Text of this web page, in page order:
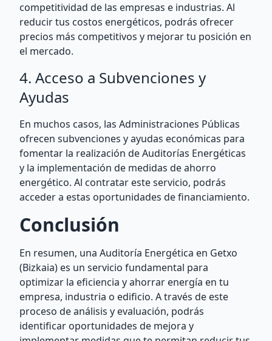
competitividad de las empresas e industrias. Al
reducir tus costos energéticos, podrás ofrecer
precios más competitivos y mejorar tu posición en
el mercado.
4. Acceso a Subvenciones y
Ayudas
En muchos casos, las Administraciones Públicas
ofrecen subvenciones y ayudas económicas para
fomentar la realización de Auditorías Energéticas
y la implementación de medidas de ahorro
energético. Al contratar este servicio, podrás
acceder a estas oportunidades de financiamiento.
Conclusión
En resumen, una Auditoría Energética en Getxo
(Bizkaia) es un servicio fundamental para
optimizar la eficiencia y ahorrar energía en tu
empresa, industria o edificio. A través de este
proceso de análisis y evaluación, podrás
identificar oportunidades de mejora y